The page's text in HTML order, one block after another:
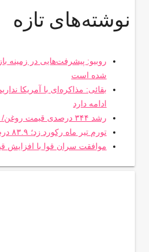
نوشته‌های تازه
روبیو: پیشرفت‌هایی در زمینه
شده است
بقائی: مذاکره‌ای با آمریکا
ادامه دارد
رشد ۳۴۴ درصدی قیمت روغن/ لبنیات چقدر گران شد؟
تورم تیر ماه رکورد زد؛ ۸۳.۹ درصد
موافقت سران قوا با افزایش